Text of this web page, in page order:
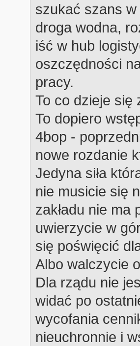
szukać szans
droga wodna,
iść w hub
oszczędności
pracy.
To co dzieje się
To dopiero
4bop -
nowe rozdanie
Jedyna siła
nie musicie się
zakładu nie ma
uwierzycie w
się poświęcić
Albo walczycie
Dla rządu nie
widać po
wycofania
nieuchronnie i